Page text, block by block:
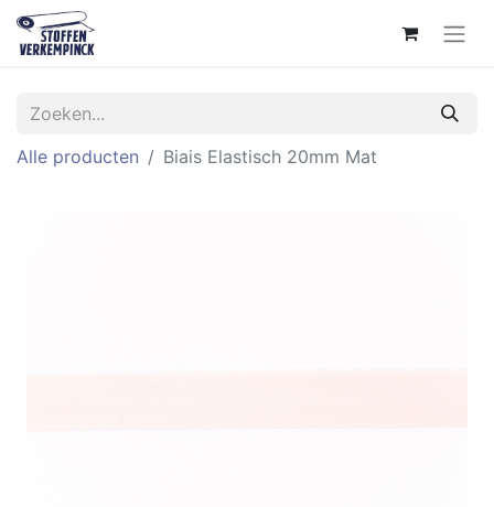
Alle producten Biais Elastisch 20mm Mat